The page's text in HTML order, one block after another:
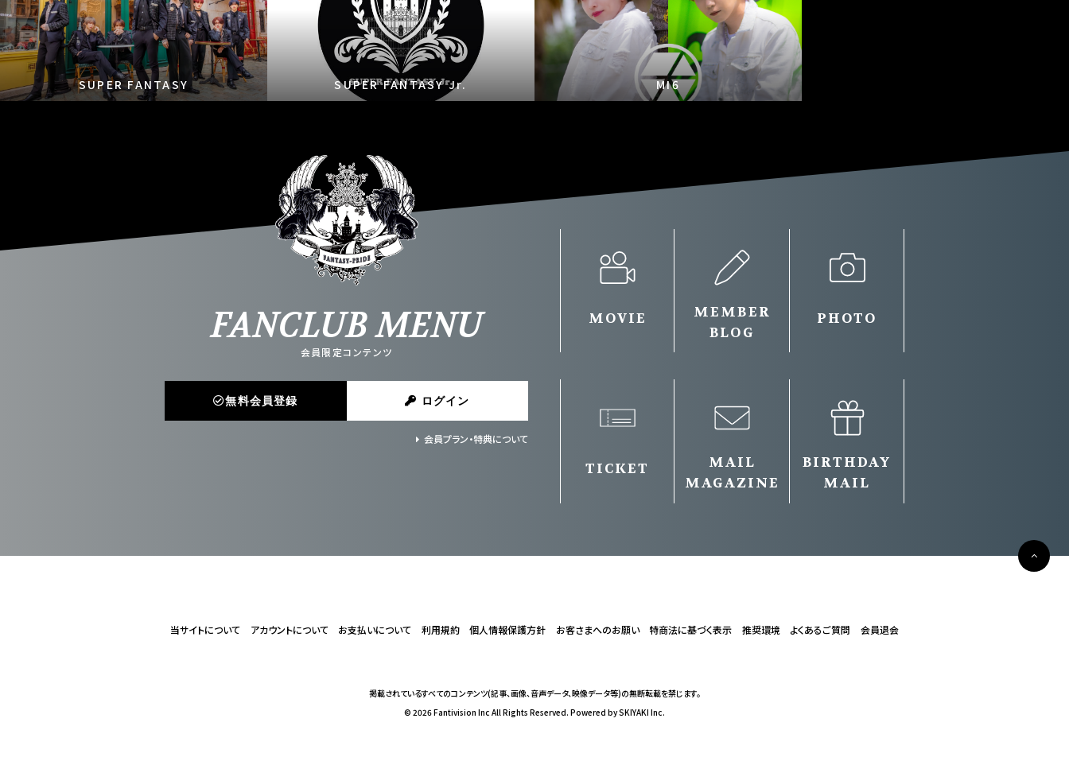
SUPER FANTASY SUPER FANTASY Jr. MI6
FANCLUB MENU
会員限定コンテンツ
無料会員登録 ログイン
会員プラン・特典について
MOVIE
MEMBER
BLOG
PHOTO
TICKET
MAIL
MAGAZINE
BIRTHDAY
MAIL
当サイトについて アカウントについて お支払いについて 利用規約 個人情報保護方針 お客さまへのお願い 特商法に基づく表示 推奨環境 よくあるご質問 会員退会
掲載されているすべてのコンテンツ(記事、画像、音声データ、映像データ等)の無断転載を禁じます。
© 2026 Fantivision Inc All Rights Reserved. Powered bySKIYAKI Inc.